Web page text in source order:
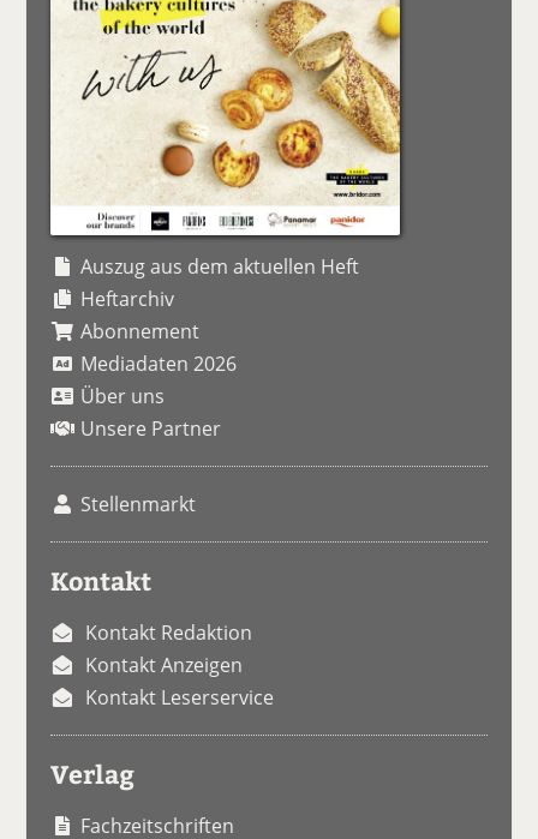
Auszug aus dem aktuellen Heft
Heftarchiv
Abonnement
Mediadaten 2026
Über uns
Unsere Partner
Stellenmarkt
Kontakt
Kontakt Redaktion
Kontakt Anzeigen
Kontakt Leserservice
Verlag
Fachzeitschriften